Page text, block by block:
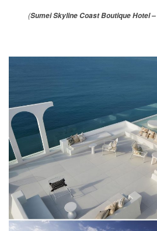
(Sumei Skyline Coast Boutique Hotel –